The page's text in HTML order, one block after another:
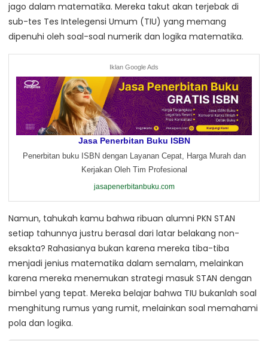
jago dalam matematika. Mereka takut akan terjebak di
sub-tes Tes Intelegensi Umum (TIU) yang memang
dipenuhi oleh soal-soal numerik dan logika matematika.
Iklan Google Ads
Jasa Penerbitan Buku ISBN
Penerbitan buku ISBN dengan Layanan Cepat, Harga Murah dan
Kerjakan Oleh Tim Profesional
jasapenerbitanbuku.com
Namun, tahukah kamu bahwa ribuan alumni PKN STAN
setiap tahunnya justru berasal dari latar belakang non-
eksakta? Rahasianya bukan karena mereka tiba-tiba
menjadi jenius matematika dalam semalam, melainkan
karena mereka menemukan strategi masuk STAN dengan
bimbel yang tepat. Mereka belajar bahwa TIU bukanlah soal
menghitung rumus yang rumit, melainkan soal memahami
pola dan logika.